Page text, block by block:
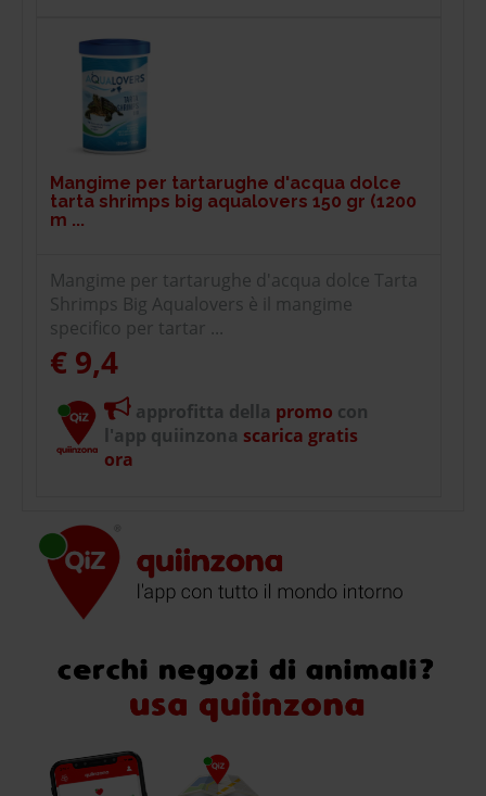
Mangime per tartarughe d'acqua dolce
tarta shrimps big aqualovers 150 gr (1200
m ...
Mangime per tartarughe d'acqua dolce Tarta
Shrimps Big Aqualovers è il mangime
specifico per tartar ...
€ 9,4
approfitta della promo con
l'app quiinzona scarica gratis
ora